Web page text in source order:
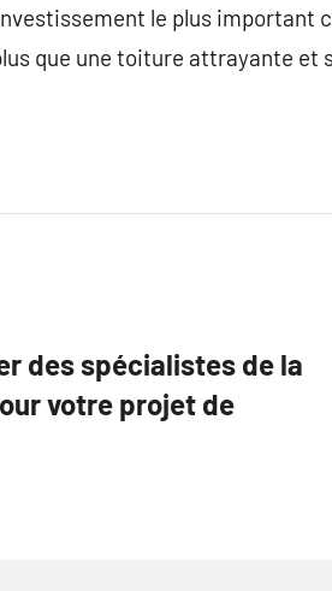
le plus important
que une toiture attrayante et
des spécialistes de la
votre projet de